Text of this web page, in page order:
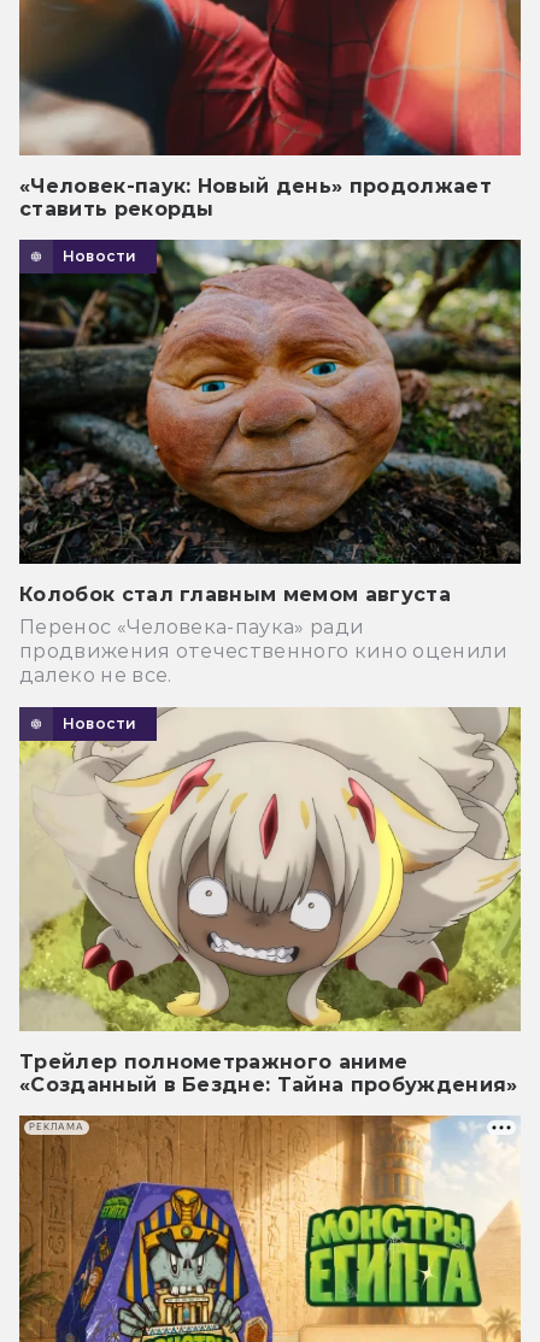
«Человек-паук: Новый день» продолжает
ставить рекорды
Новости
Колобок стал главным мемом августа
Перенос «Человека-паука» ради
продвижения отечественного кино оценили
далеко не все.
Новости
Трейлер полнометражного аниме
«Созданный в Бездне: Тайна пробуждения»
РЕКЛАМА